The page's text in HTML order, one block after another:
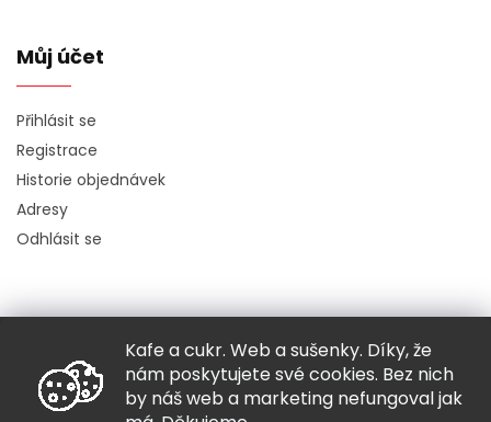
Kafe a cukr. Web a sušenky. Díky, že
nám poskytujete své cookies. Bez nich
by náš web a marketing nefungoval jak
Můj účet
Přihlásit se
Registrace
Historie objednávek
Adresy
Odhlásit se
Copyright 2026Hugo chodí bos. Všechna práva vyhrazena.
Grafický návrh vytvořil a nakódovalShoptak.cz